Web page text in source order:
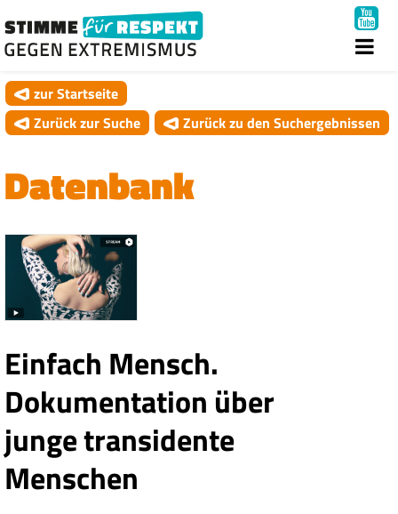
zur Startseite
Datenbank
Zurück zur Suche Zurück zu den Suchergebnissen
Einfach Mensch.
Dokumentation über
junge transidente
Menschen